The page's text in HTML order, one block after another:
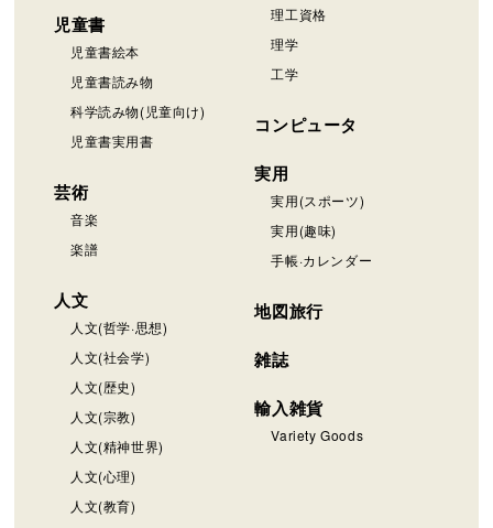
児童書
児童書絵本
児童書読み物
科学読み物(児童向け)
児童書実用書
芸術
音楽
楽譜
人文
人文(哲学·思想)
人文(社会学)
人文(歴史)
人文(宗教)
人文(精神世界)
人文(心理)
人文(教育)
理工資格
理学
工学
コンピュータ
実用
実用(スポーツ)
実用(趣味)
手帳·カレンダー
地図旅行
雑誌
輸入雑貨
Variety Goods